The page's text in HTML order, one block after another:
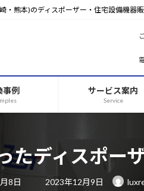
・熊本)のディスポーザー・住宅設備機器
事例 サービス案内
Service
たディスポー
8日
最
終
2023年12月9日